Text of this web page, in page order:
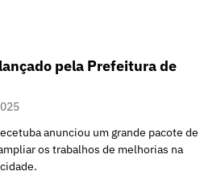
pela Prefeitura de
anunciou um grande pacote de
os trabalhos de melhorias na